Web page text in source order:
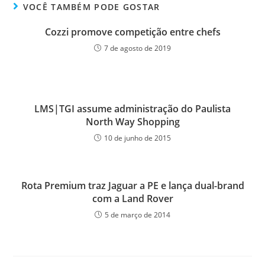
VOCÊ TAMBÉM PODE GOSTAR
Cozzi promove competição entre chefs
7 de agosto de 2019
LMS|TGI assume administração do Paulista
North Way Shopping
10 de junho de 2015
Rota Premium traz Jaguar a PE e lança dual-brand
com a Land Rover
5 de março de 2014